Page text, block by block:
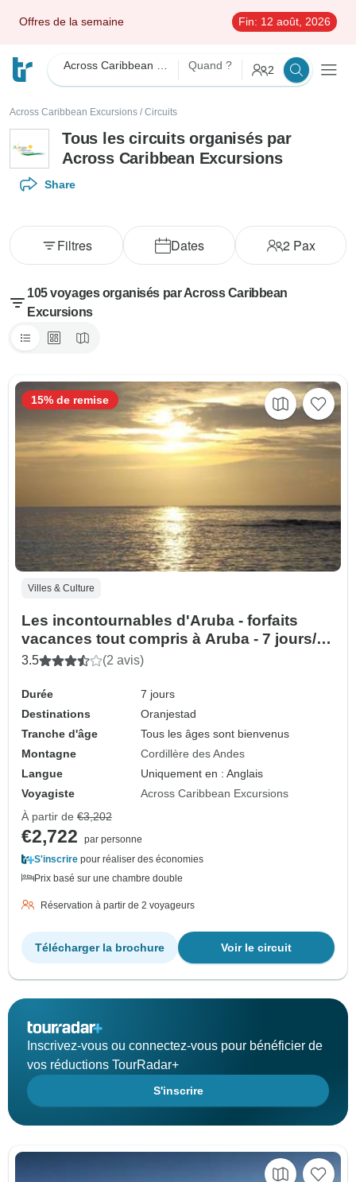
Offres de la semaine Fin: 12 août, 2026
Quand ? 2
Across Caribbean Excursions / Circuits
Tous les circuits organisés par
Across Caribbean Excursions
Share
Dates 2Pax
Filtres
105 voyages organisés par Across Caribbean
Excursions
Villes & Culture
Les incontournables d'Aruba - forfaits
vacances tout compris à Aruba - 7 jours/6
nuits
3.5 (2 avis)
Durée
7 jours
Destinations
Oranjestad
Tranche d'âge
Tous les âges sont bienvenus
Montagne
Cordillère des Andes
Langue
Uniquement en : Anglais
Voyagiste
Across Caribbean Excursions
15% de remise
À partir de €3,202
€2,722
par personne
S'inscrire pour réaliser des économies
Prix basé sur une chambre double
Réservation à partir de 2 voyageurs
Voir le circuit
Télécharger la brochure
Inscrivez-vous ou connectez-vous pour bénéficier de
vos réductions TourRadar+
S'inscrire